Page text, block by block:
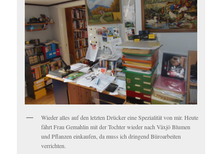
Wieder alles auf den letzten Drücker eine Spezialität von mir. Heute
fährt Frau Gemahlin mit der Tochter wieder nach Växjö Blumen
und Pflanzen einkaufen, da muss ich dringend Büroarbeiten
verrichten.